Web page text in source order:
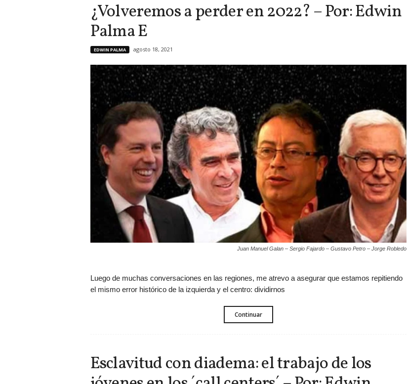
¿Volveremos a perder en 2022? – Por: Edwin
Palma E
EDWIN PALMA agosto 18, 2021
Juan Manuel Galan – Sergio Fajardo – Gustavo Petro – Jorge Robledo
Luego de muchas conversaciones en las regiones, me atrevo a asegurar que estamos repitiendo
el mismo error histórico de la izquierda y el centro: dividirnos
Continuar
Esclavitud con diadema: el trabajo de los